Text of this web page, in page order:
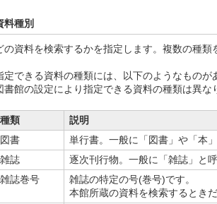
料種別
の資料を検索するかを指定します。複数の種類
定できる資料の種類には、以下のようなものが
書館の設定により指定できる資料の種類は異
種類
説明
図書
単行書。一般に「図書」や「本
雑誌
逐次刊行物。一般に「雑誌」と
雑誌巻号
雑誌の特定の号(巻号)です。
本館所蔵の資料を検索するとき